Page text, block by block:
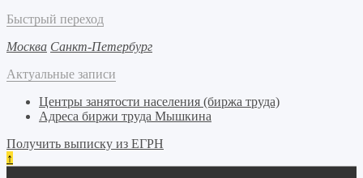
Быстрый переход
Москва Санкт-Петербург
Актуальные записи
Центры занятости населения (биржа труда)
Адреса биржи труда Мышкина
Получить выписку из ЕГРН
↑